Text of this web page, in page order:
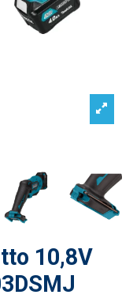
10,8V